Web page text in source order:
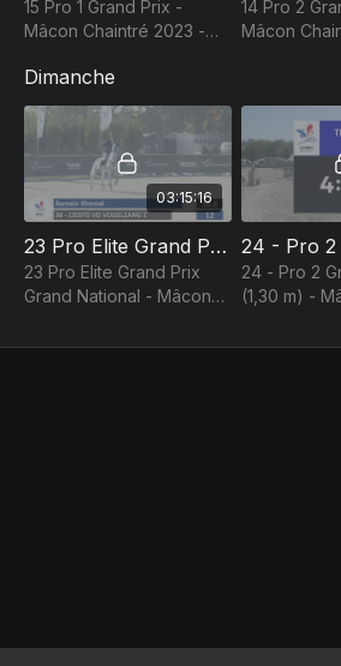
15 Pro 1 Grand Prix -
Mâcon Chaintré 2023 -
14 Pro 2
Mâcon
Dimanche
03:15:16
23 Pro Elite Grand Prix Grand National - Mâcon Chaintré 2023 - Grand National de CSO
23 Pro Elite Grand Prix
Grand National - Mâcon
National de CSO
24 - Pro 2
(1,30 m) -
CSO